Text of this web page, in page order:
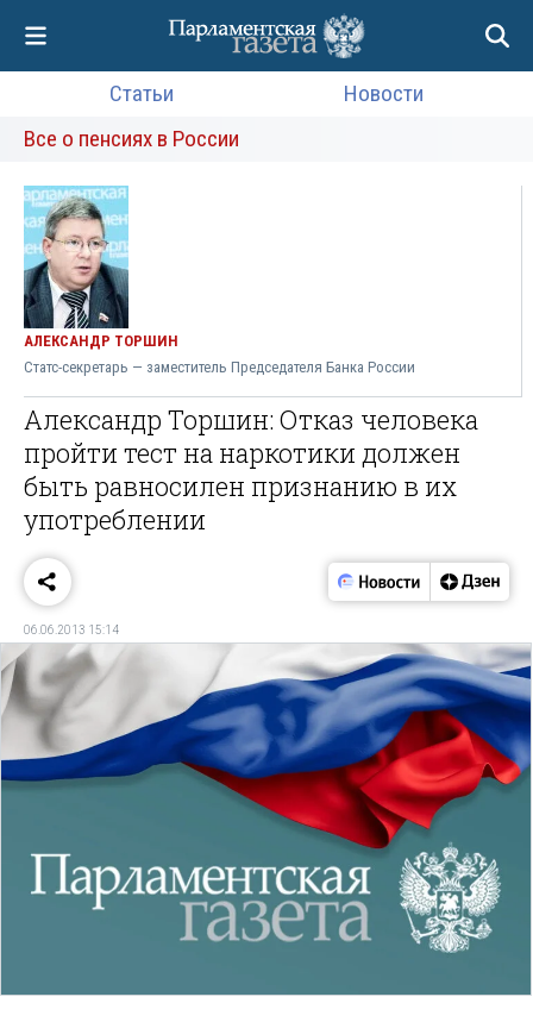
Статьи
Новости
Все о пенсиях в России
АЛЕКСАНДР ТОРШИН
Статс-секретарь — заместитель Председателя Банка России
Александр Торшин: Отказ человека
пройти тест на наркотики должен
быть равносилен признанию в их
употреблении
06.06.2013 15:14